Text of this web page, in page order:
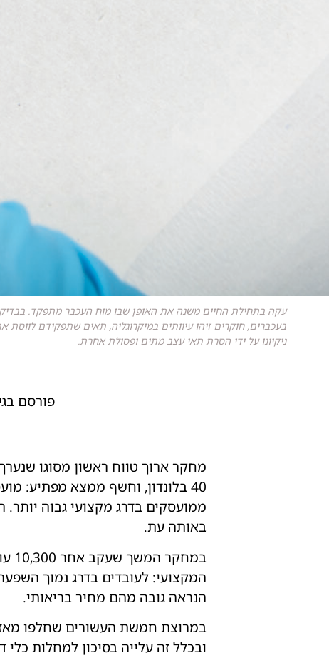
עקה בתחילת החיים משנה את האופן שבו מוח העכבר מתפקד.
בעכברים, חוקרים זיהו עיוותים במיקרוגליה, תאים שתפקידם לווסת
ניקיונו על ידי הסרת תאי עצב מתים ופסולת אחרת.
פורסם
40 בלונדון, וחשף ממצא מפתיע:
ממועסקים בדרג מקצועי גבוה
באותה עת.
המקצועי: לעובדים בדרג נמוך
הנראה גובה מהם מחיר בריאותי.
במרוצת חמשת העשורים שחלפו
ובכלל זה עלייה בסיכון למחלות